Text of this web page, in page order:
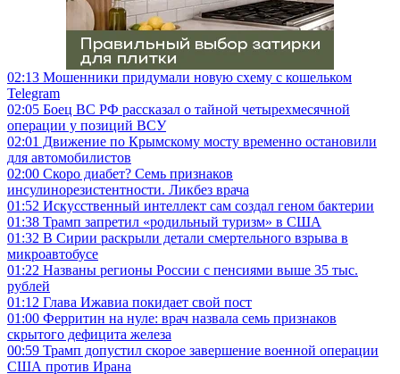
02:13 Мошенники придумали новую схему с кошельком
Telegram
02:05 Боец ВС РФ рассказал о тайной четырехмесячной
операции у позиций ВСУ
02:01 Движение по Крымскому мосту временно остановили
для автомобилистов
02:00 Скоро диабет? Семь признаков
инсулинорезистентности. Ликбез врача
01:52 Искусственный интеллект сам создал геном бактерии
01:38 Трамп запретил «родильный туризм» в США
01:32 В Сирии раскрыли детали смертельного взрыва в
микроавтобусе
01:22 Названы регионы России с пенсиями выше 35 тыс.
рублей
01:12 Глава Ижавиа покидает свой пост
01:00 Ферритин на нуле: врач назвала семь признаков
скрытого дефицита железа
00:59 Трамп допустил скорое завершение военной операции
США против Ирана